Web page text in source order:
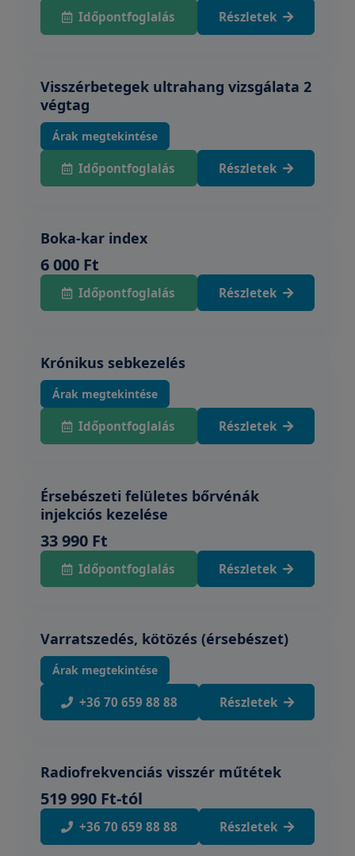
Időpontfoglalás Részletek
Visszérbetegek ultrahang vizsgálata 2
végtag
Árak megtekintése
Időpontfoglalás Részletek
Boka-kar index
6 000 Ft
Időpontfoglalás Részletek
Krónikus sebkezelés
Árak megtekintése
Időpontfoglalás Részletek
Érsebészeti felületes bőrvénák
injekciós kezelése
33 990 Ft
Időpontfoglalás Részletek
Varratszedés, kötözés (érsebészet)
Árak megtekintése
+36 70 659 88 88 Részletek
Radiofrekvenciás visszér műtétek
519 990 Ft-tól
+36 70 659 88 88 Részletek